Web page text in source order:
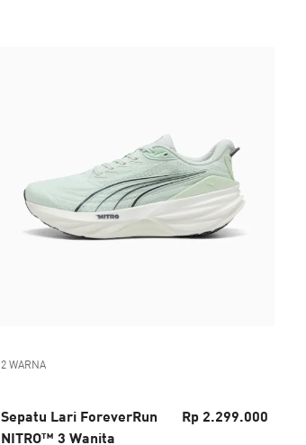
2 WARNA
Sepatu Lari ForeverRun
NITRO™ 3 Wanita
Rp 2.299.000